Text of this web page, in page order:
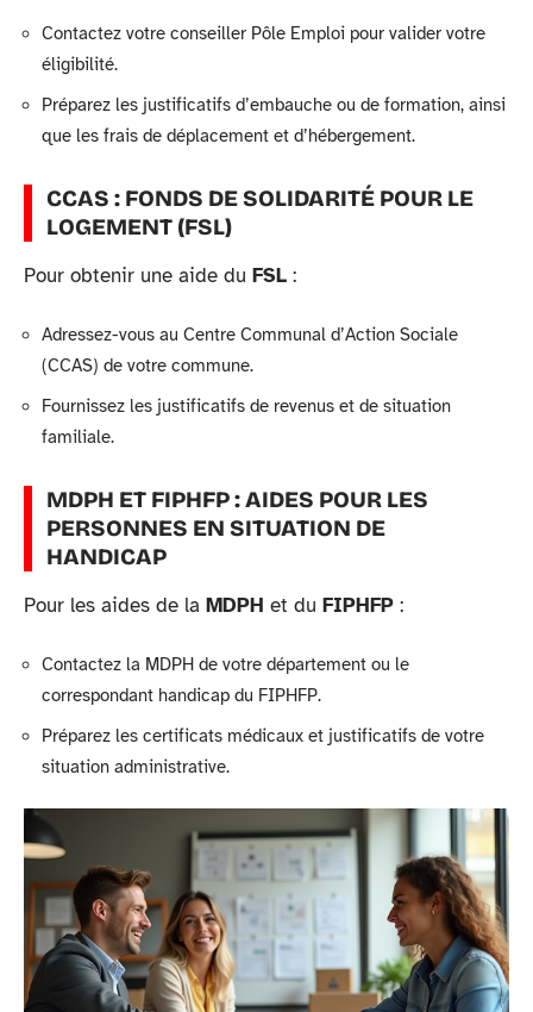
Contactez votre conseiller Pôle Emploi pour valider votre
éligibilité.
Préparez les justificatifs d’embauche ou de formation, ainsi
que les frais de déplacement et d’hébergement.
CCAS : FONDS DE SOLIDARITÉ POUR LE
LOGEMENT (FSL)
Pour obtenir une aide du FSL :
Adressez-vous au Centre Communal d’Action Sociale
(CCAS) de votre commune.
Fournissez les justificatifs de revenus et de situation
familiale.
MDPH ET FIPHFP : AIDES POUR LES
PERSONNES EN SITUATION DE
HANDICAP
Pour les aides de la MDPH et du FIPHFP :
Contactez la MDPH de votre département ou le
correspondant handicap du FIPHFP.
Préparez les certificats médicaux et justificatifs de votre
situation administrative.